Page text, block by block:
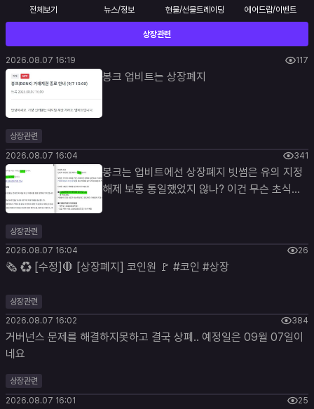
https://www.blockmedia.co.kr/archives/1125209
전체보기 뉴스/정보 현물/선물트레이딩 에어드랍/이벤트
상장관련
2026.08.07 16:19 117
봉크 업비트는 상장폐지
상장관련
2026.08.07 16:04
341
봉크는 업비트에선 상장폐지 빗썸은 유의 지정
해제 보통 통일했었지 않나? 이건 무슨 초식이
상장관련
2026.08.07 16:04
26
🗞 ♻️ [수정]🛑 [상장폐지] 코인원 🚩 #코인 #상장
상장관련
2026.08.07 16:02
384
거버넌스 문제를 해결하지못하고 결국 상폐.. 예정일은 09월 07일이
네요
상장관련
2026.08.07 16:01
25